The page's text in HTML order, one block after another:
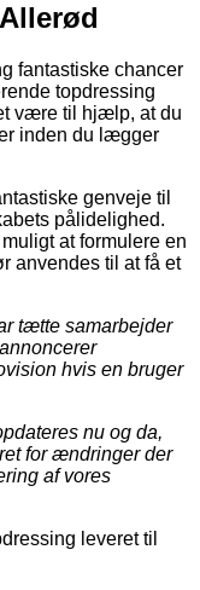
fantastiske chancer
topdressing
være til hjælp, at du
inden du lægger
genveje til
pålidelighed.
at formulere en
anvendes til at få et
tætte samarbejder
hvis en bruger
nu og da,
for ændringer der
af vores
leveret til